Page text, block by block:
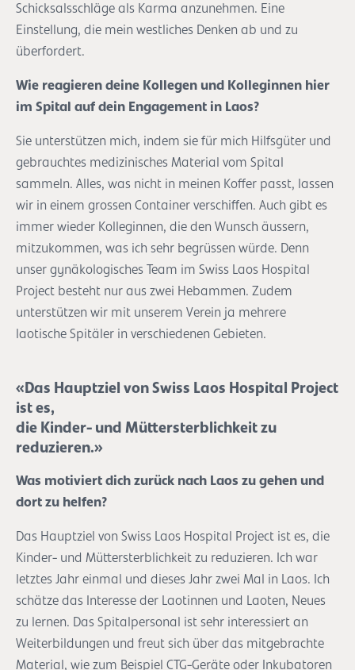
Schicksalsschläge als Karma anzunehmen. Eine
Einstellung, die mein westliches Denken ab und zu
überfordert.
Wie reagieren deine Kollegen und Kolleginnen hier
im Spital auf dein Engagement in Laos?
Sie unterstützen mich, indem sie für mich Hilfsgüter und
gebrauchtes medizinisches Material vom Spital
sammeln. Alles, was nicht in meinen Koffer passt, lassen
wir in einem grossen Container verschiffen. Auch gibt es
immer wieder Kolleginnen, die den Wunsch äussern,
mitzukommen, was ich sehr begrüssen würde. Denn
unser gynäkologisches Team im Swiss Laos Hospital
Project besteht nur aus zwei Hebammen. Zudem
unterstützen wir mit unserem Verein ja mehrere
laotische Spitäler in verschiedenen Gebieten.
«Das Hauptziel von Swiss Laos Hospital Project
ist es,
die Kinder- und Müttersterblichkeit zu
reduzieren.»
Was motiviert dich zurück nach Laos zu gehen und
dort zu helfen?
Das Hauptziel von Swiss Laos Hospital Project ist es, die
Kinder- und Müttersterblichkeit zu reduzieren. Ich war
letztes Jahr einmal und dieses Jahr zwei Mal in Laos. Ich
schätze das Interesse der Laotinnen und Laoten, Neues
zu lernen. Das Spitalpersonal ist sehr interessiert an
Weiterbildungen und freut sich über das mitgebrachte
Material, wie zum Beispiel CTG-Geräte oder Inkubatoren